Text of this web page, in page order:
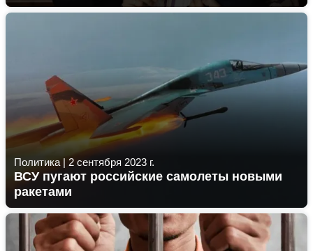
Политика | 2 сентября 2023 г.
ВСУ пугают российские самолеты новыми
ракетами